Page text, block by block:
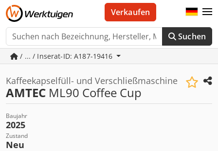
Suchen
Verkaufen
/ ... / Inserat-ID: A187-19416
Kaffeekapselfüll- und Verschließmaschine
AMTEC ML90 Coffee Cup
Baujahr
2025
Zustand
Neu